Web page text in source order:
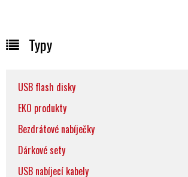
Typy
USB flash disky
EKO produkty
Bezdrátové nabíječky
Dárkové sety
USB nabíjecí kabely